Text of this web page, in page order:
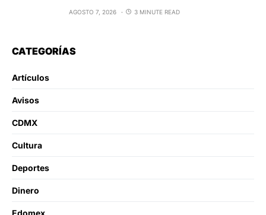
AGOSTO 7, 2026 3 MINUTE READ
CATEGORÍAS
Artículos
Avisos
CDMX
Cultura
Deportes
Dinero